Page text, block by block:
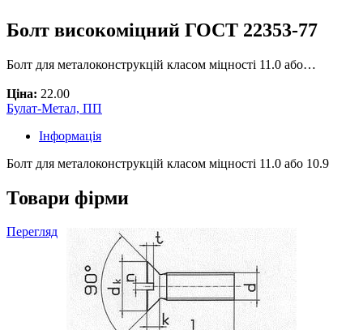
Болт високоміцний ГОСТ 22353-77
Болт для металоконструкцій класом міцності 11.0 або…
Ціна: 22.00
Булат-Метал, ПП
Інформація
Болт для металоконструкцій класом міцності 11.0 або 10.9
Товари фірми
Перегляд